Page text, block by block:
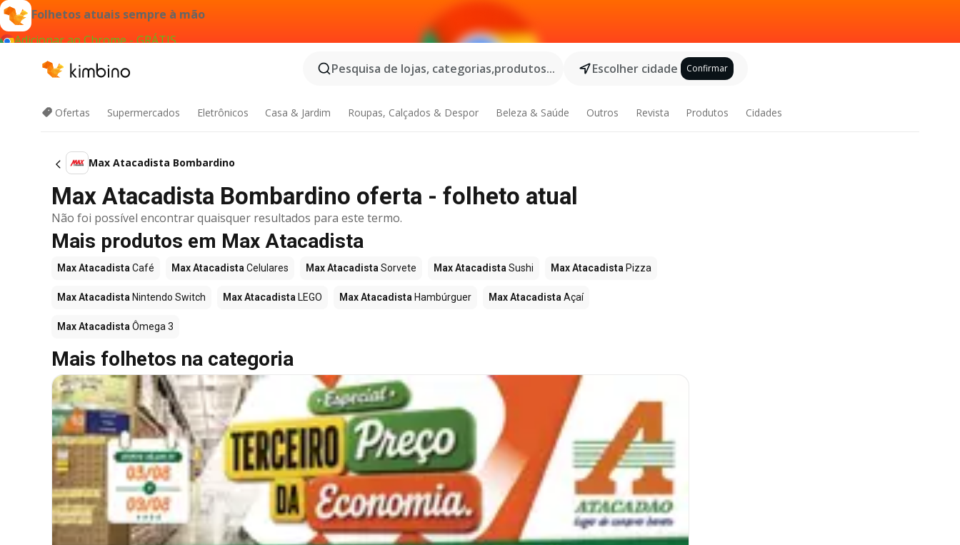
Folhetos atuais sempre à mão
Adicionar ao Chrome - GRÁTIS
Pesquisa de lojas, categorias,produtos...
Escolher cidade Confirmar
Ofertas Supermercados Eletrônicos Casa & Jardim Roupas, Calçados & Despor Beleza & Saúde Outros Revista Produtos Cidades
Max Atacadista Bombardino
Max Atacadista Bombardino oferta - folheto atual
Não foi possível encontrar quaisquer resultados para este termo.
Mais produtos em Max Atacadista
Max Atacadista Café Max Atacadista Celulares Max Atacadista Sorvete Max Atacadista Sushi Max Atacadista Pizza
Max Atacadista Nintendo Switch Max Atacadista LEGO Max Atacadista Hambúrguer Max Atacadista Açaí
Max Atacadista Ômega 3
Mais folhetos na categoria